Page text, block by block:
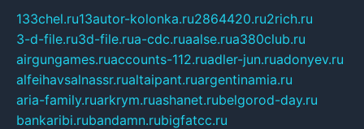
133chel.ru13autor-kolonka.ru2864420.ru2rich.ru
3-d-file.ru3d-file.rua-cdc.ruaalse.rua380club.ru
airgungames.ruaccounts-112.ruadler-jun.ruadonyev.ru
alfeihavsalnassr.rualtaipant.ruargentinamia.ru
aria-family.ruarkrym.ruashanet.rubelgorod-day.ru
bankaribi.rubandamn.rubigfatcc.ru